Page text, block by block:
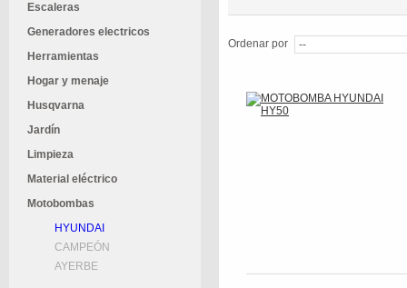
Escaleras
Generadores electricos
Herramientas
Hogar y menaje
Husqvarna
Jardín
Limpieza
Material eléctrico
Motobombas
HYUNDAI
CAMPEÓN
AYERBE
Ordenar por